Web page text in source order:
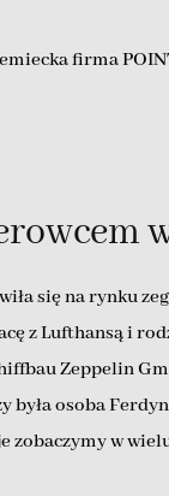
firma
się na rynku
z Lufthansą i
Zeppelin
była osoba
zobaczymy w